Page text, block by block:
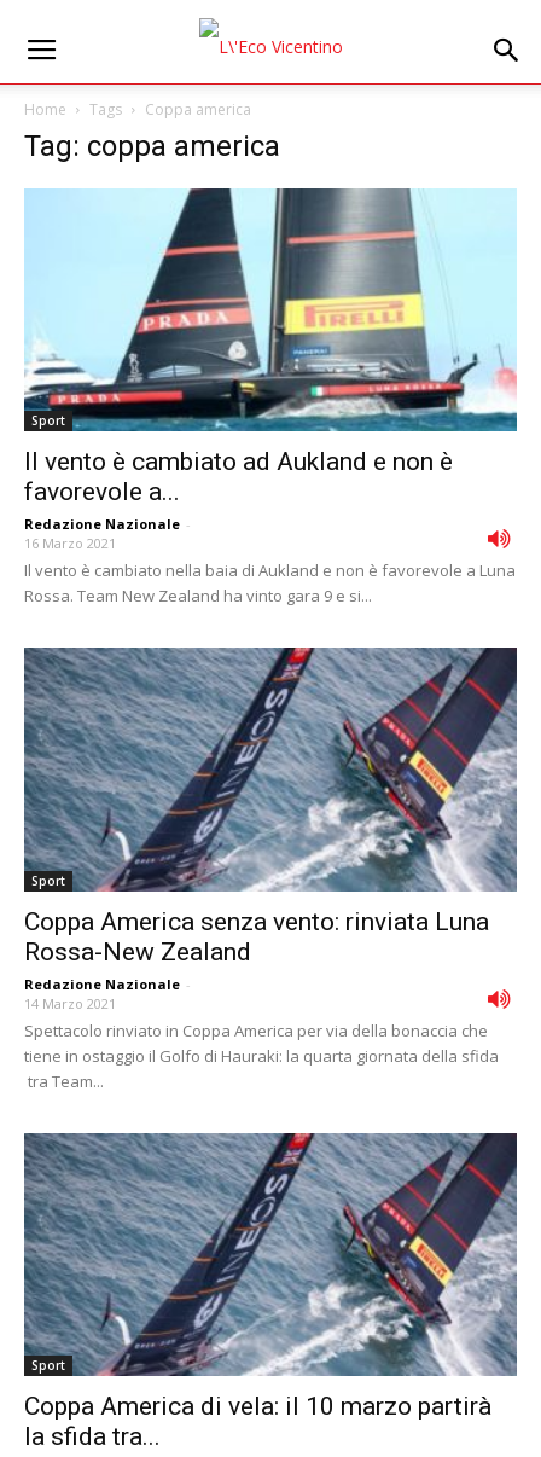
Home Tags Coppa america
Tag: coppa america
Sport
Il vento è cambiato ad Aukland e non è
favorevole a...
Redazione Nazionale -
16 Marzo 2021
Il vento è cambiato nella baia di Aukland e non è favorevole a Luna
Rossa. Team New Zealand ha vinto gara 9 e si...
Sport
Coppa America senza vento: rinviata Luna
Rossa-New Zealand
Redazione Nazionale -
14 Marzo 2021
Spettacolo rinviato in Coppa America per via della bonaccia che
tiene in ostaggio il Golfo di Hauraki: la quarta giornata della sfida
tra Team...
Sport
Coppa America di vela: il 10 marzo partirà
la sfida tra...